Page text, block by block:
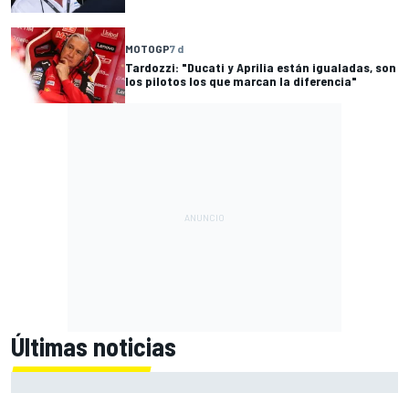
MOTOGP7 d
Tardozzi: "Ducati y Aprilia están igualadas, son
los pilotos los que marcan la diferencia"
Últimas noticias